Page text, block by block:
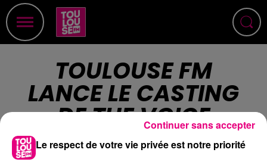
TOULOUSE FM
LANCE LE CASTING
DE THE VOICE
Le respect de votre vie privée est notre priorité
Continuer sans accepter